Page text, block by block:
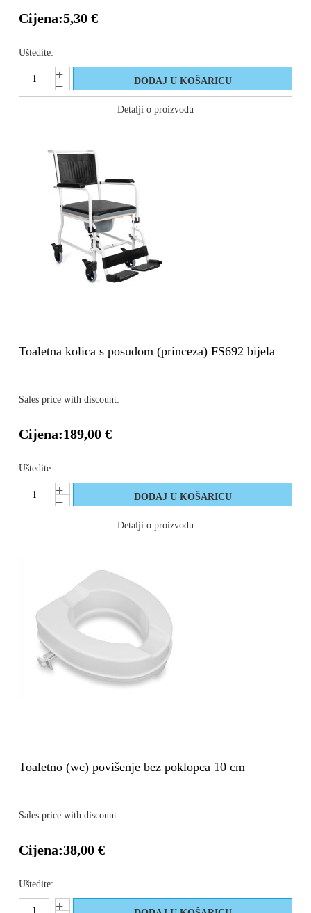
Cijena:5,30 €
Uštedite:
Detalji o proizvodu
Toaletna kolica s posudom (princeza) FS692 bijela
Sales price with discount:
Cijena:189,00 €
Uštedite:
Detalji o proizvodu
Toaletno (wc) povišenje bez poklopca 10 cm
Sales price with discount:
Cijena:38,00 €
Uštedite: